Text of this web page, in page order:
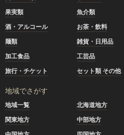
果実類
魚介類
酒・アルコール
お茶・飲料
麺類
雑貨・日用品
加工食品
工芸品
旅行・チケット
セット類 その他
地域でさがす
地域一覧 北海道地方
関東地方
中部地方